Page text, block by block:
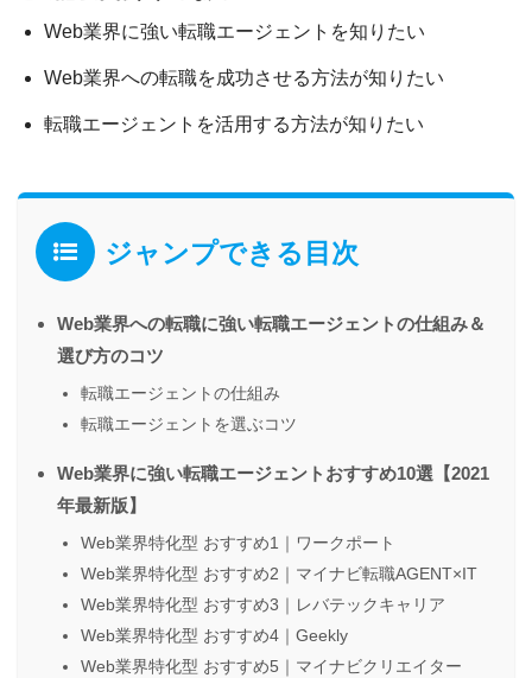
Web業界に強い転職エージェントを知りたい
Web業界への転職を成功させる方法が知りたい
転職エージェントを活用する方法が知りたい
ジャンプできる目次
Web業界への転職に強い転職エージェントの仕組み＆
選び方のコツ
転職エージェントの仕組み
転職エージェントを選ぶコツ
Web業界に強い転職エージェントおすすめ10選【2021
年最新版】
Web業界特化型 おすすめ1｜ワークポート
Web業界特化型 おすすめ2｜マイナビ転職AGENT×IT
Web業界特化型 おすすめ3｜レバテックキャリア
Web業界特化型 おすすめ4｜Geekly
Web業界特化型 おすすめ5｜マイナビクリエイター